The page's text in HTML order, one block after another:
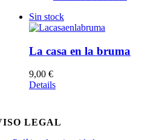
Sin stock
La casa en la bruma
9,00 €
Details
LEGAL